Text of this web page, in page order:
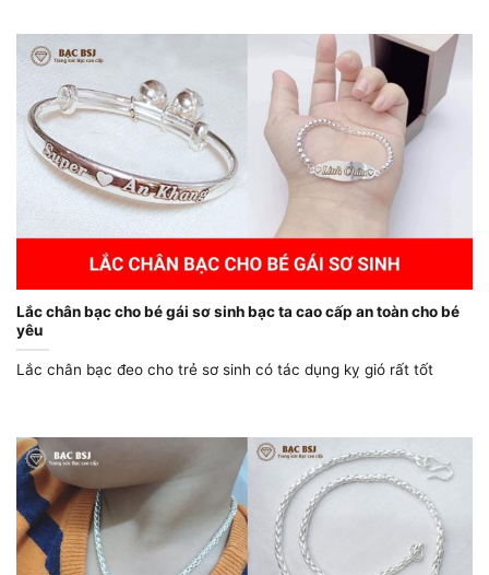
Lắc chân bạc cho bé gái sơ sinh bạc ta cao cấp an toàn cho bé
yêu
Lắc chân bạc đeo cho trẻ sơ sinh có tác dụng kỵ gió rất tốt